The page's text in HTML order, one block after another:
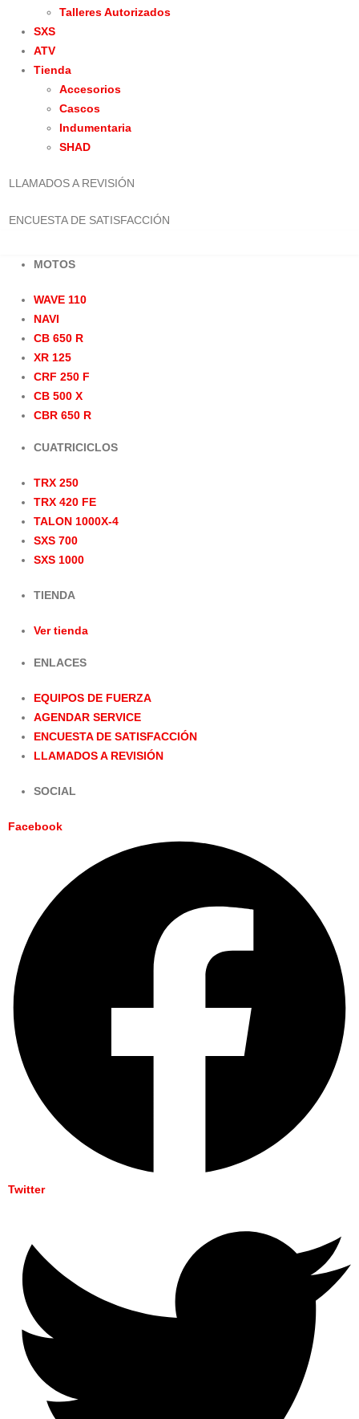
Talleres Autorizados
SXS
ATV
Tienda
Accesorios
Cascos
Indumentaria
SHAD
LLAMADOS A REVISIÓN
ENCUESTA DE SATISFACCIÓN
MOTOS
WAVE 110
NAVI
CB 650 R
XR 125
CRF 250 F
CB 500 X
CBR 650 R
CUATRICICLOS
TRX 250
TRX 420 FE
TALON 1000X-4
SXS 700
SXS 1000
TIENDA
Ver tienda
ENLACES
EQUIPOS DE FUERZA
AGENDAR SERVICE
ENCUESTA DE SATISFACCIÓN
LLAMADOS A REVISIÓN
SOCIAL
Facebook
Twitter